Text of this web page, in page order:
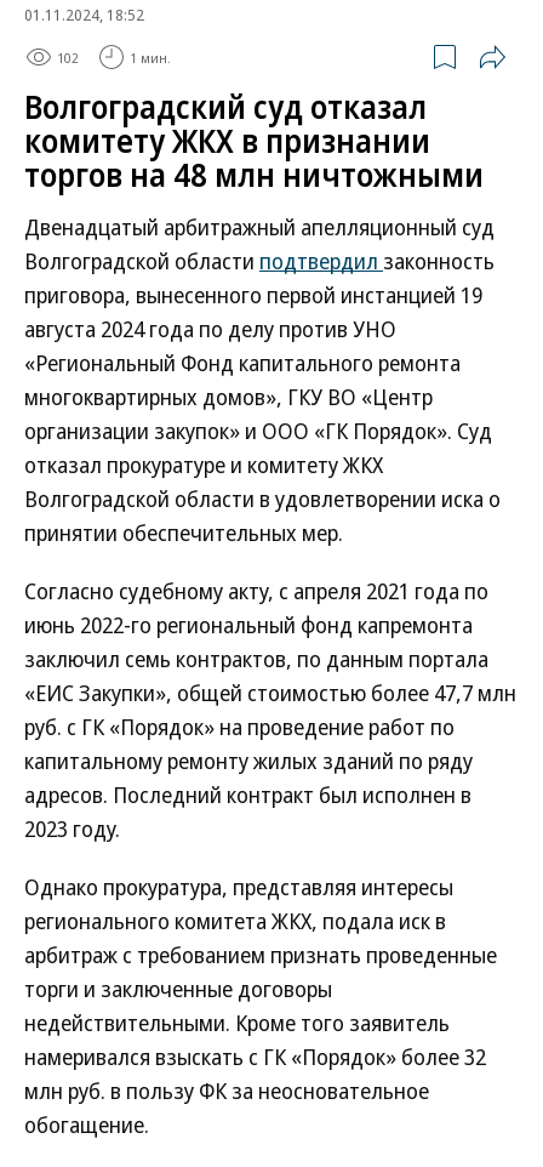
01.11.2024, 18:52
102 1 мин.
Волгоградский суд отказал
комитету ЖКХ в признании
торгов на 48 млн ничтожными
Двенадцатый арбитражный апелляционный суд
Волгоградской области подтвердил законность
приговора, вынесенного первой инстанцией 19
августа 2024 года по делу против УНО
«Региональный Фонд капитального ремонта
многоквартирных домов», ГКУ ВО «Центр
организации закупок» и ООО «ГК Порядок». Суд
отказал прокуратуре и комитету ЖКХ
Волгоградской области в удовлетворении иска о
принятии обеспечительных мер.
Согласно судебному акту, с апреля 2021 года по
июнь 2022-го региональный фонд капремонта
заключил семь контрактов, по данным портала
«ЕИС Закупки», общей стоимостью более 47,7 млн
руб. с ГК «Порядок» на проведение работ по
капитальному ремонту жилых зданий по ряду
адресов. Последний контракт был исполнен в
2023 году.
Однако прокуратура, представляя интересы
регионального комитета ЖКХ, подала иск в
арбитраж с требованием признать проведенные
торги и заключенные договоры
недействительными. Кроме того заявитель
намеривался взыскать с ГК «Порядок» более 32
млн руб. в пользу ФК за неосновательное
обогащение.